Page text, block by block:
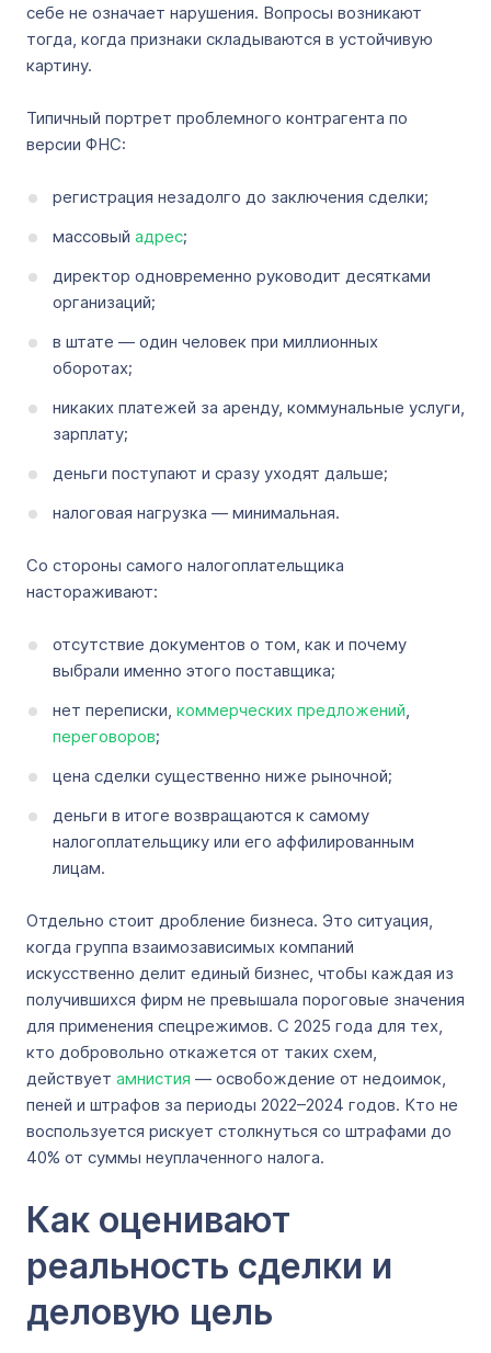
себе не означает нарушения. Вопросы возникают
тогда, когда признаки складываются в устойчивую
картину.
Типичный портрет проблемного контрагента по
версии ФНС:
регистрация незадолго до заключения сделки;
массовый адрес;
директор одновременно руководит десятками
организаций;
в штате — один человек при миллионных
оборотах;
никаких платежей за аренду, коммунальные услуги,
зарплату;
деньги поступают и сразу уходят дальше;
налоговая нагрузка — минимальная.
Со стороны самого налогоплательщика
настораживают:
отсутствие документов о том, как и почему
выбрали именно этого поставщика;
нет переписки, коммерческих предложений
переговоров;
цена сделки существенно ниже рыночной;
деньги в итоге возвращаются к самому
налогоплательщику или его аффилированным
лицам.
Отдельно стоит дробление бизнеса. Это ситуация,
когда группа взаимозависимых компаний
искусственно делит единый бизнес, чтобы каждая из
получившихся фирм не превышала пороговые значения
для применения спецрежимов. С 2025 года для тех,
кто добровольно откажется от таких схем,
действует амнистия — освобождение от недоимок,
пеней и штрафов за периоды 2022–2024 годов. Кто не
воспользуется рискует столкнуться со штрафами до
40% от суммы неуплаченного налога.
Как оценивают
реальность сделки и
деловую цель